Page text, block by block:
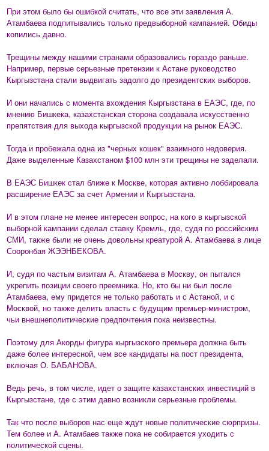
При этом было бы ошибкой считать, что все эти заявления А.
Атамбаева подпитывались только предвыборной кампанией. Обиды
копились давно.
Трещины между нашими странами образовались гораздо раньше.
Например, первые серьезные претензии к Астане руководство
Кыргызстана стали выдвигать задолго до президентских выборов.
И они начались с момента вхождения Кыргызстана в ЕАЭС, где, по
мнению Бишкека, казахстанская сторона создавала искусственно
препятствия для выхода кыргызской продукции на рынок ЕАЭС.
Тогда и пробежала одна из "черных кошек" взаимного недоверия.
Даже выделенные Казахстаном $100 млн эти трещины не заделали.
В ЕАЭС Бишкек стал ближе к Москве, которая активно лоббировала
расширение ЕАЭС за счет Армении и Кыргызстана.
И в этом плане не менее интересен вопрос, на кого в кыргызской
выборной кампании сделал ставку Кремль, где, судя по российским
СМИ, также были не очень довольны креатурой А. Атамбаева в лице
Сооронбая ЖЭЭНБЕКОВА.
И, судя по частым визитам А. Атамбаева в Москву, он пытался
укрепить позиции своего преемника. Но, кто бы ни был после
Атамбаева, ему придется не только работать и с Астаной, и с
Москвой, но также делить власть с будущим премьер-министром,
чьи внешнеполитические предпочтения пока неизвестны.
Поэтому для Акорды фигура кыргызского премьера должна быть
даже более интересной, чем все кандидаты на пост президента,
включая О. БАБАНОВА.
Ведь речь, в том числе, идет о защите казахстанских инвестиций в
Кыргызстане, где с этим давно возникли серьезные проблемы.
Так что после выборов нас еще ждут новые политические сюрпризы.
Тем более и А. Атамбаев также пока не собирается уходить с
политической сцены.